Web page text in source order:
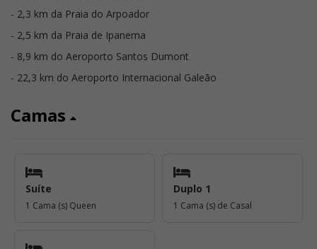
- 2,3 km da Praia do Arpoador
- 2,5 km da Praia de Ipanema
- 8,9 km do Aeroporto Santos Dumont
- 22,3 km do Aeroporto Internacional Galeão
Camas
Suíte
1 Cama (s) Queen
Duplo 1
1 Cama (s) de Casal